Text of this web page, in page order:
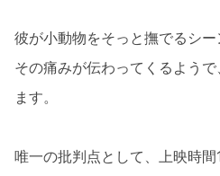
彼が小動物をそっと撫でるシー
その痛みが伝わってくるよう
ます。
唯一の批判点として、上映時